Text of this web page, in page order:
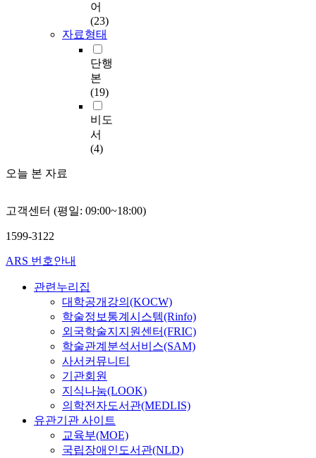
어
(23)
자료형태
단행
본
(19)
비도
서
(4)
오늘 본 자료
고객센터 (평일: 09:00~18:00)
1599-3122
ARS 번호안내
관련누리집
대학공개강의(KOCW)
학술정보통계시스템(Rinfo)
외국학술지지원센터(FRIC)
학술관계분석서비스(SAM)
사서커뮤니티
기관회원
지식나눔(LOOK)
의학전자도서관(MEDLIS)
유관기관 사이트
교육부(MOE)
국립장애인도서관(NLD)